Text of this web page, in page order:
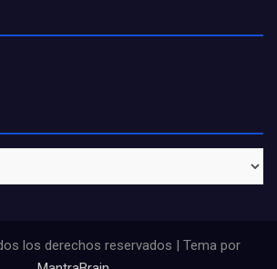
los derechos reservados | Tema por